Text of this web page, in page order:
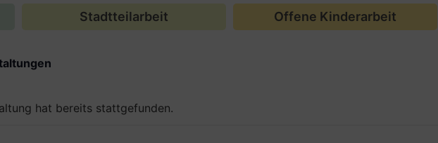
Stadtteilarbeit Offene Kinderarbeit
hat bereits stattgefunden.